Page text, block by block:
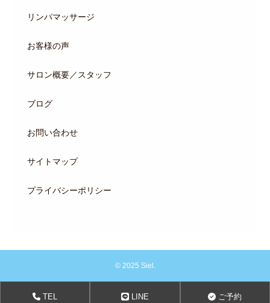
リンパマッサージ
お客様の声
サロン概要／スタッフ
ブログ
お問い合わせ
サイトマップ
プライバシーポリシー
© 2025 Siel.
TEL LINE ご予約